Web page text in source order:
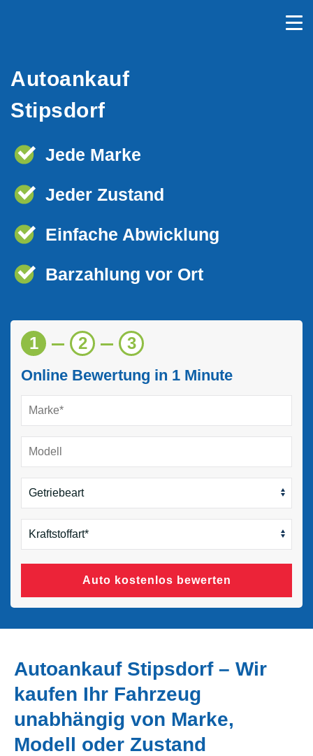
Autoankauf
Stipsdorf
Jede Marke
Jeder Zustand
Einfache Abwicklung
Barzahlung vor Ort
1 2 3
Online Bewertung in 1 Minute
Auto kostenlos bewerten
Autoankauf Stipsdorf – Wir
kaufen Ihr Fahrzeug
unabhängig von Marke,
Modell oder Zustand